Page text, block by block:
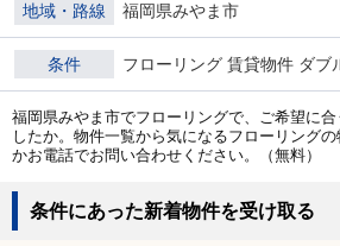
地域・路線 福岡県みやま市
条件 フローリング 賃貸物件 ダブ
福岡県みやま市でフローリングで、ご希望に
したか。物件一覧から気になるフローリング
かお電話でお問い合わせください。（無料）
条件にあった新着物件を受け取る